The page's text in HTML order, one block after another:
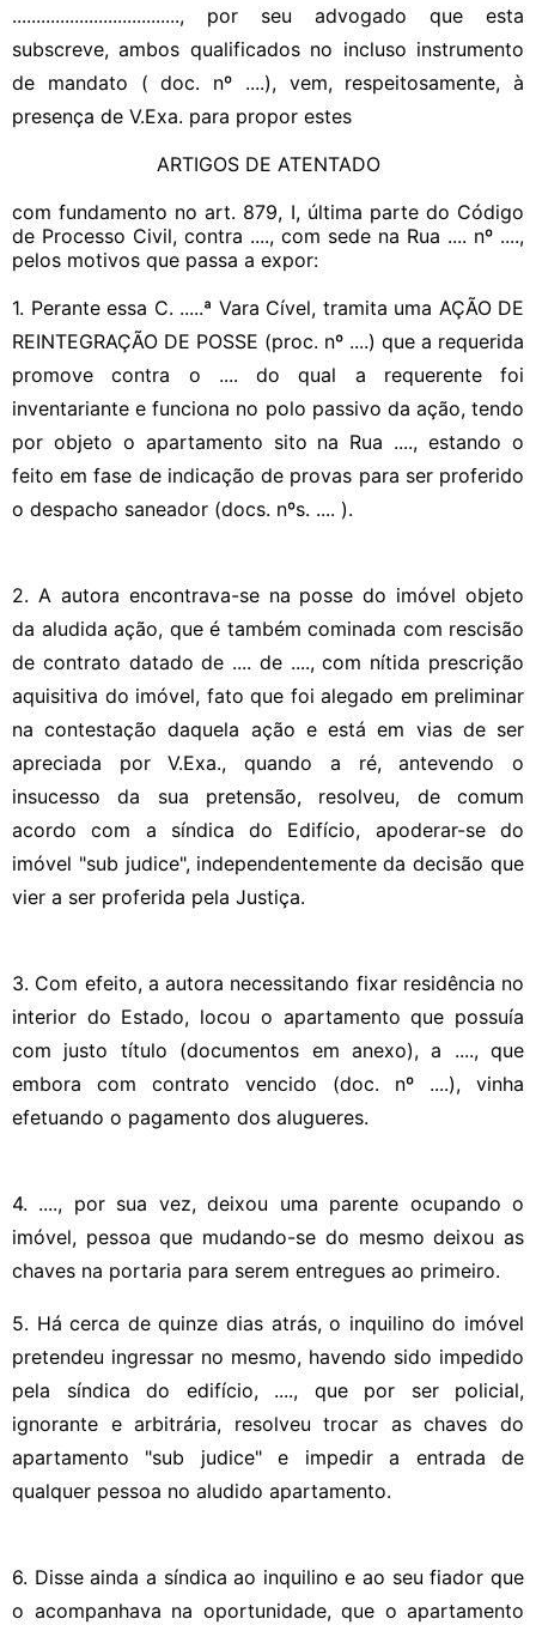
..................................., por seu advogado que esta
subscreve, ambos qualificados no incluso instrumento
de mandato ( doc. nº ....), vem, respeitosamente, à
presença de V.Exa. para propor estes
ARTIGOS DE ATENTADO
com fundamento no art. 879, I, última parte do Código
de Processo Civil, contra ...., com sede na Rua .... nº ....,
pelos motivos que passa a expor:
1. Perante essa C. .....ª Vara Cível, tramita uma AÇÃO DE
REINTEGRAÇÃO DE POSSE (proc. nº ....) que a requerida
promove contra o .... do qual a requerente foi
inventariante e funciona no polo passivo da ação, tendo
por objeto o apartamento sito na Rua ...., estando o
feito em fase de indicação de provas para ser proferido
o despacho saneador (docs. nºs. .... ).
2. A autora encontrava-se na posse do imóvel objeto
da aludida ação, que é também cominada com rescisão
de contrato datado de .... de ...., com nítida prescrição
aquisitiva do imóvel, fato que foi alegado em preliminar
na contestação daquela ação e está em vias de ser
apreciada por V.Exa., quando a ré, antevendo o
insucesso da sua pretensão, resolveu, de comum
acordo com a síndica do Edifício, apoderar-se do
imóvel "sub judice", independentemente da decisão que
vier a ser proferida pela Justiça.
3. Com efeito, a autora necessitando fixar residência no
interior do Estado, locou o apartamento que possuía
com justo título (documentos em anexo), a ...., que
embora com contrato vencido (doc. nº ....), vinha
efetuando o pagamento dos alugueres.
4. ...., por sua vez, deixou uma parente ocupando o
imóvel, pessoa que mudando-se do mesmo deixou as
chaves na portaria para serem entregues ao primeiro.
5. Há cerca de quinze dias atrás, o inquilino do imóvel
pretendeu ingressar no mesmo, havendo sido impedido
pela síndica do edifício, ...., que por ser policial,
ignorante e arbitrária, resolveu trocar as chaves do
apartamento "sub judice" e impedir a entrada de
qualquer pessoa no aludido apartamento.
6. Disse ainda a síndica ao inquilino e ao seu fiador que
o acompanhava na oportunidade, que o apartamento